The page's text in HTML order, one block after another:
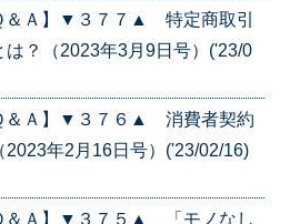
＆Ａ】▼３７７▲ 特定商取引
？（2023年3月9日号）('23/0
＆Ａ】▼３７６▲ 消費者契約
年2月16日号）('23/02/16)
＆Ａ】▼３７５▲ 「モノなし